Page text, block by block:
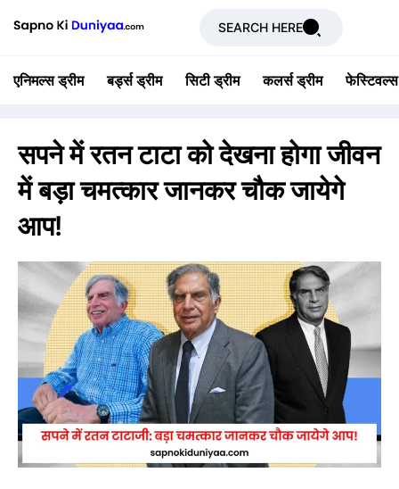
SEARCH HERE
एनिमल्स ड्रीम बर्ड्स ड्रीम सिटी ड्रीम कलर्स ड्रीम फेस्टिवल्स
सपने में रतन टाटा को देखना होगा जीवन
में बड़ा चमत्कार जानकर चौक जायेगे
आप!